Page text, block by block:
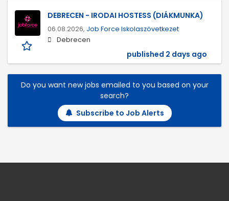
DEBRECEN - IRODAI HOSTESS (DIÁKMUNKA)
06.08.2026, Job Force Iskolaszövetkezet
Debrecen
published 2 days ago
Do you want new jobs emailed to you based on your
search?
Subscribe to Job Alerts